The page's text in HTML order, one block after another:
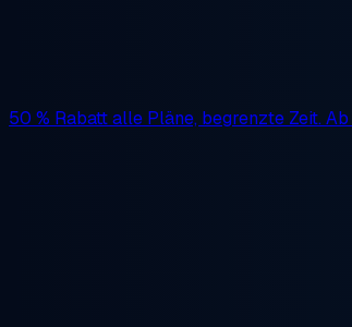
50 % Rabattalle Pläne, begrenzte Zeit. Ab